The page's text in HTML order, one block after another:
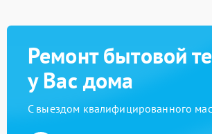
Ремонт бытовой
у Вас дома
С выездом квалифицированного